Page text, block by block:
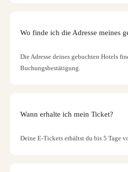
Wo finde ich die Adresse meines
Die Adresse deines gebuchten Hotels
Buchungsbestätigung.
Wann erhalte ich mein Ticket?
Deine E-Tickets erhältst du bis 5 Tage